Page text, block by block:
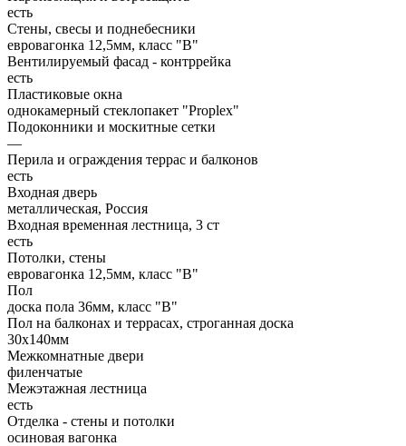
есть
Стены, свесы и поднебесники
евровагонка 12,5мм, класс "В"
Вентилируемый фасад - контррейка
есть
Пластиковые окна
однокамерный стеклопакет "Proplex"
Подоконники и москитные сетки
—
Перила и ограждения террас и балконов
есть
Входная дверь
металлическая, Россия
Входная временная лестница, 3 ст
есть
Потолки, стены
евровагонка 12,5мм, класс "В"
Пол
доска пола 36мм, класс "B"
Пол на балконах и террасах, строганная доска
30х140мм
Межкомнатные двери
филенчатые
Межэтажная лестница
есть
Отделка - стены и потолки
осиновая вагонка